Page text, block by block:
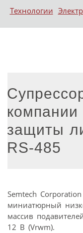
Технологии
защиты
RS-485
Semtech
миниатюрный
массив
12 В (Vrwm).